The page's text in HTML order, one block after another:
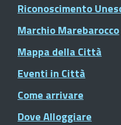
Riconoscimento
Marchio Marebarocco
Mappa della Città
Eventi in Città
Come arrivare
Dove Alloggiare